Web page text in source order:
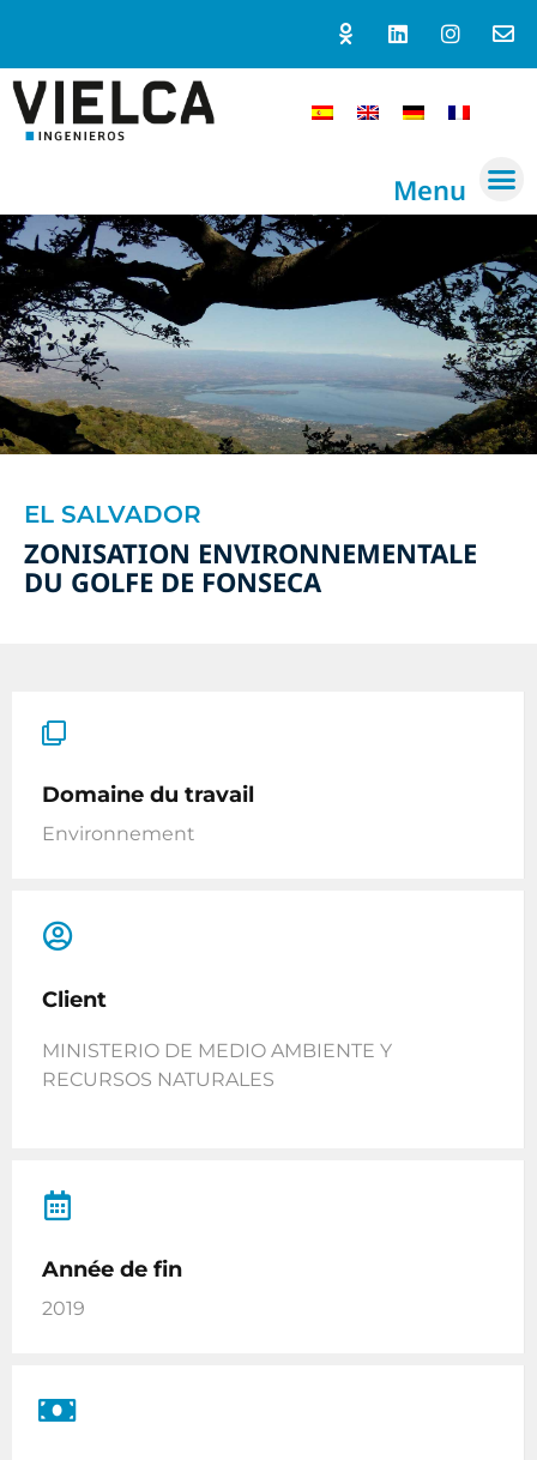
Menu
EL SALVADOR
ZONISATION ENVIRONNEMENTALE
DU GOLFE DE FONSECA
Domaine du travail
Environnement
Client
MINISTERIO DE MEDIO AMBIENTE Y
RECURSOS NATURALES
Année de fin
2019